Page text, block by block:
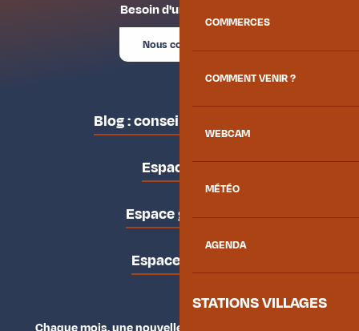
COMMERCES
COMMENT VENIR ?
WEBCAM
MÉTÉO
AGENDA
STATIONS VILLAGES
Besoin d'un conseil ?
Nous contacter
Blog : conseils des locaux
Espace pro
Espace groupes
Espace presse